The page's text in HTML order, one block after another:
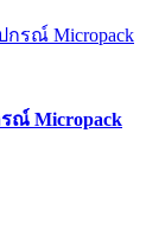
ณ์ Micropack